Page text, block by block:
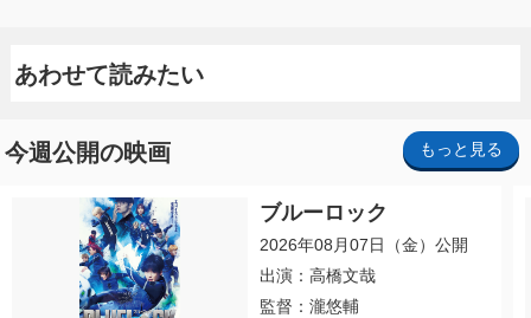
あわせて読みたい
今週公開の映画 もっと見る
ブルーロック
2026年08月07日（金）公開
出演：高橋文哉
監督：瀧悠輔